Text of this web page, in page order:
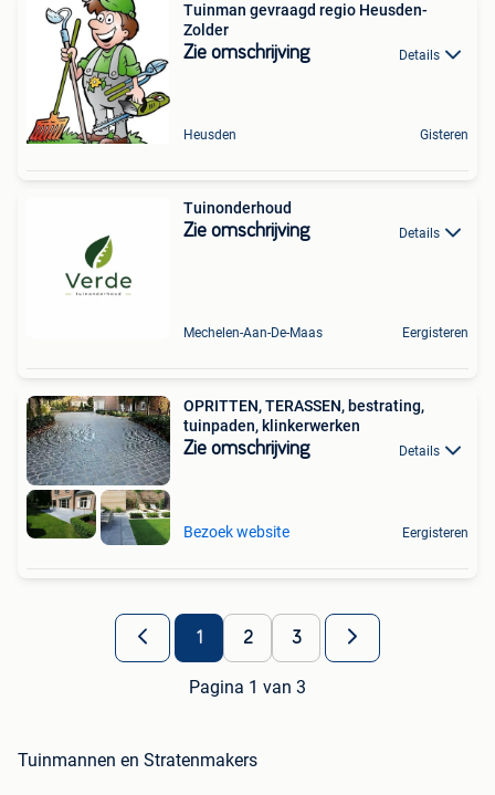
Tuinman gevraagd regio Heusden-
Zolder
Zie omschrijving Details
Heusden Gisteren
Tuinonderhoud
Zie omschrijving Details
Mechelen-Aan-De-Maas Eergisteren
OPRITTEN, TERASSEN, bestrating,
tuinpaden, klinkerwerken
Zie omschrijving Details
Bezoek website Eergisteren
1 2 3
Pagina 1 van 3
Tuinmannen en Stratenmakers